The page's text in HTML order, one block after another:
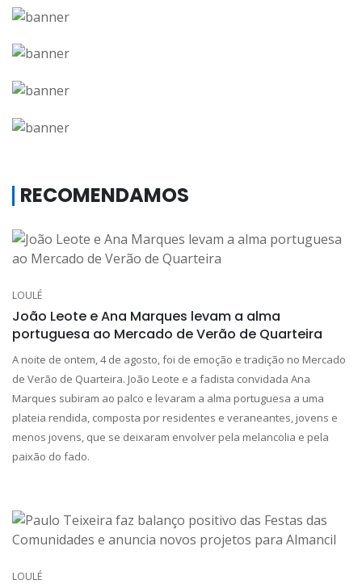
RECOMENDAMOS
LOULÉ
João Leote e Ana Marques levam a alma
portuguesa ao Mercado de Verão de Quarteira
A noite de ontem, 4 de agosto, foi de emoção e tradição no Mercado
de Verão de Quarteira. João Leote e a fadista convidada Ana
Marques subiram ao palco e levaram a alma portuguesa a uma
plateia rendida, composta por residentes e veraneantes, jovens e
menos jovens, que se deixaram envolver pela melancolia e pela
paixão do fado.
LOULÉ